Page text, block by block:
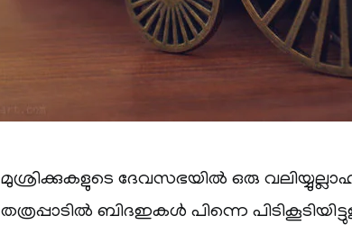
മുശ്രിക്കുകളുടെ ദേവസഭയില്‍ ഒരു
തത്രപ്പാടില്‍ ബിദഇകള്‍ പിന്നെ